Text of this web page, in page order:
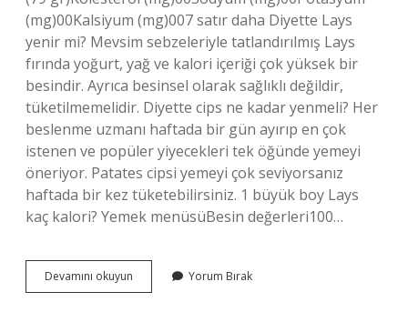
(mg)00Kalsiyum (mg)007 satır daha Diyette Lays
yenir mi? Mevsim sebzeleriyle tatlandırılmış Lays
fırında yoğurt, yağ ve kalori içeriği çok yüksek bir
besindir. Ayrıca besinsel olarak sağlıklı değildir,
tüketilmemelidir. Diyette cips ne kadar yenmeli? Her
beslenme uzmanı haftada bir gün ayırıp en çok
istenen ve popüler yiyecekleri tek öğünde yemeyi
öneriyor. Patates cipsi yemeyi çok seviyorsanız
haftada bir kez tüketebilirsiniz. 1 büyük boy Lays
kaç kalori? Yemek menüsüBesin değerleri100…
Devamını okuyun
Adet
Yorum Bırak